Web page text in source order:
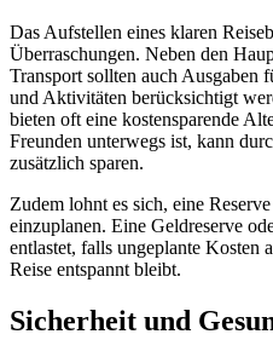
Das Aufstellen eines klaren
Überraschungen. Neben den
Transport sollten auch Ausgaben
und Aktivitäten berücksichtigt
bieten oft eine kostensparende
Freunden unterwegs ist, kann
zusätzlich sparen.
Zudem lohnt es sich, eine
einzuplanen. Eine Geldreserve
entlastet, falls ungeplante Kosten
Reise entspannt bleibt.
Sicherheit und